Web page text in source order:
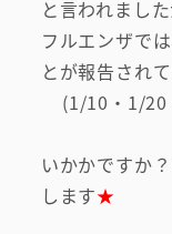
と言われまし
フルエンザで
とが報告され
(1/10・1/20
いかかですか
します★